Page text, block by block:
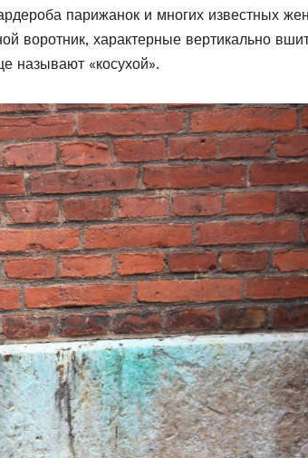
парижанок и многих известных
воротник, характерные вертикально
называют «косухой».